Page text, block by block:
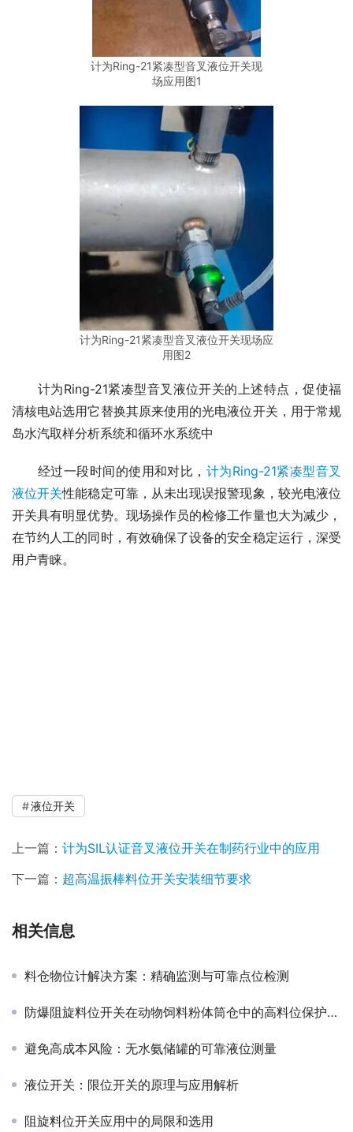
计为Ring-21紧凑型音叉液位开关现
场应用图1
计为Ring-21紧凑型音叉液位开关现场应
用图2
计为Ring-21紧凑型音叉液位开关的上述特点，促使福
清核电站选用它替换其原来使用的光电液位开关，用于常规
岛水汽取样分析系统和循环水系统中
经过一段时间的使用和对比， 计为Ring-21紧凑型音叉
液位开关性能稳定可靠，从未出现误报警现象，较光电液位
开关具有明显优势。现场操作员的检修工作量也大为减少，
在节约人工的同时，有效确保了设备的安全稳定运行，深受
用户青睐。
液位开关
上一篇： 计为SIL认证音叉液位开关在制药行业中的应用
下一篇： 超高温振棒料位开关安装细节要求
相关信息
料仓物位计解决方案：精确监测与可靠点位检测
防爆阻旋料位开关在动物饲料粉体筒仓中的高料位保护应用
避免高成本风险：无水氨储罐的可靠液位测量
液位开关：限位开关的原理与应用解析
阻旋料位开关应用中的局限和选用